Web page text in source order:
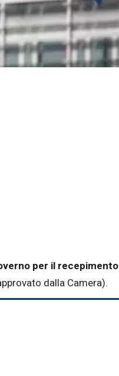
per il recepimento
dalla Camera).